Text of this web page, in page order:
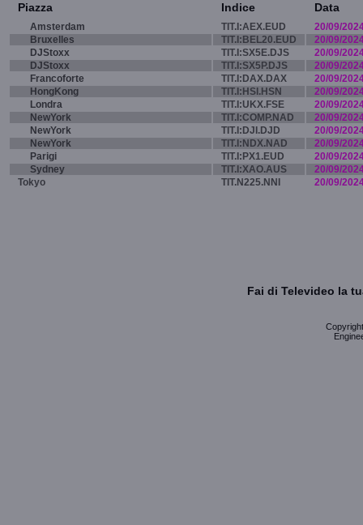
Piazza Indice Data
Amsterdam TIT.I:AEX.EUD
20/09/
Bruxelles
TIT.I:BEL20.EUD
20/09/
DJStoxx
TIT.I:SX5E.DJS
20/09/
DJStoxx
TIT.I:SX5P.DJS
20/09/
Francoforte
TIT.I:DAX.DAX
20/09/
HongKong
TIT.I:HSI.HSN
20/09/
Londra
TIT.I:UKX.FSE
20/09/
NewYork
TIT.I:COMP.NAD
20/09/
NewYork
TIT.I:DJI.DJD
20/09/
NewYork
TIT.I:NDX.NAD
20/09/
Parigi
TIT.I:PX1.EUD
20/09/
Sydney
TIT.I:XAO.AUS
20/09/
Tokyo
TIT.N225.NNI 20/09/
Fai di Televideo la